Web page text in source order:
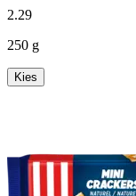
2.29
250 g
Kies